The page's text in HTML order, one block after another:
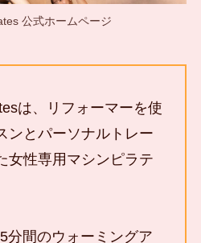
公式ホームページ
は、リフォーマーを使
ンとパーソナルトレー
女性専用マシンピラテ
間のウォーミングア